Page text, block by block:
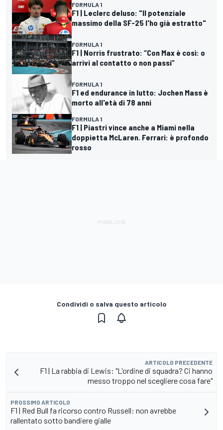
FORMULA 1
F1 | Leclerc deluso: "Il potenziale
massimo della SF-25 l'ho già estratto"
FORMULA 1
F1 | Norris frustrato: “Con Max è così: o
arrivi al contatto o non passi”
FORMULA 1
F1 ed endurance in lutto: Jochen Mass è
morto all'età di 78 anni
FORMULA 1
F1 | Piastri vince anche a Miami nella
doppietta McLaren. Ferrari: è profondo
rosso
Condividi o salva questo articolo
ARTICOLO PRECEDENTE
F1 | La rabbia di Lewis: "L'ordine di squadra? Ci hanno
messo troppo nel scegliere cosa fare"
PROSSIMO ARTICOLO
F1 | Red Bull fa ricorso contro Russell: non avrebbe
rallentato sotto bandiere gialle